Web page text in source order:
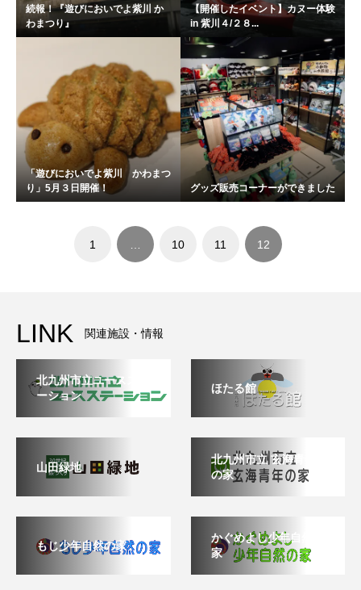
続報！『遊びにおいでよ紫川 か
わまつり』
【開催したイベント】カヌー体験
in 紫川４/２８...
「遊びにおいでよ紫川 かわまつ
り」5月３日開催！
グッズ販売コーナーができました
1 10 11 12
LINK 関連施設・情報
北九州市立ユースステ
ーション
ほたる館
山田緑地
北九州市立 玄海青年
の家
もじ少年自然の家
かぐめよし少年自然の
家